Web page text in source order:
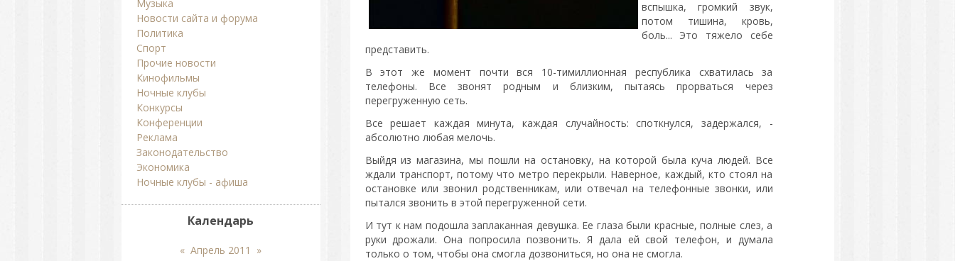
вспышка, громкий звук,
потом тишина, кровь,
боль... Это тяжело себе
представить.
В этот же момент почти вся 10-тимиллионная республика схватилась за
телефоны. Все звонят родным и близким, пытаясь прорваться через
перегруженную сеть.
Все решает каждая минута, каждая случайность: споткнулся, задержался, -
абсолютно любая мелочь.
Выйдя из магазина, мы пошли на остановку, на которой была куча людей. Все
ждали транспорт, потому что метро перекрыли. Наверное, каждый, кто стоял на
остановке или звонил родственникам, или отвечал на телефонные звонки, или
пытался звонить в этой перегруженной сети.
И тут к нам подошла заплаканная девушка. Ее глаза были красные, полные слез, а
руки дрожали. Она попросила позвонить. Я дала ей свой телефон, и думала
только о том, чтобы она смогла дозвониться, но она не смогла.
Музыка
Новости сайта и форума
Политика
Спорт
Прочие новости
Кинофильмы
Ночные клубы
Конкурсы
Конференции
Реклама
Законодательство
Экономика
Ночные клубы - афиша
Календарь
« Апрель 2011
»